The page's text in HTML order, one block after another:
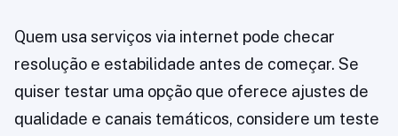
Quem usa serviços via internet pode checar
resolução e estabilidade antes de começar. Se
quiser testar uma opção que oferece ajustes de
qualidade e canais temáticos, considere um teste